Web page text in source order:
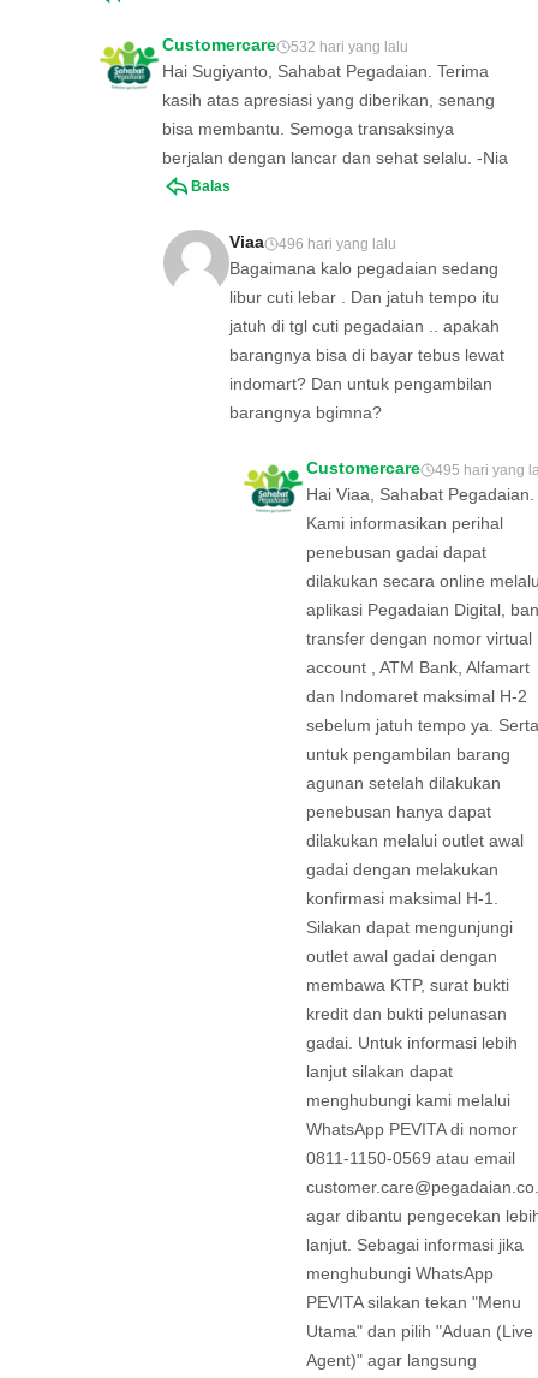
Customercare 532 hari yang lalu
Hai Sugiyanto, Sahabat Pegadaian. Terima
kasih atas apresiasi yang diberikan, senang
bisa membantu. Semoga transaksinya
berjalan dengan lancar dan sehat selalu. -Nia
Balas
Viaa 496 hari yang lalu
Bagaimana kalo pegadaian sedang
libur cuti lebar . Dan jatuh tempo itu
jatuh di tgl cuti pegadaian .. apakah
barangnya bisa di bayar tebus lewat
indomart? Dan untuk pengambilan
barangnya bgimna?
Customercare 495 hari yang
Hai Viaa, Sahabat Pegadaian.
Kami informasikan perihal
penebusan gadai dapat
dilakukan secara online
aplikasi Pegadaian Digital,
transfer dengan nomor virtual
account , ATM Bank, Alfamart
dan Indomaret maksimal H-2
sebelum jatuh tempo ya. Serta
untuk pengambilan barang
agunan setelah dilakukan
penebusan hanya dapat
dilakukan melalui outlet awal
gadai dengan melakukan
konfirmasi maksimal H-1.
Silakan dapat mengunjungi
outlet awal gadai dengan
membawa KTP, surat bukti
kredit dan bukti pelunasan
gadai. Untuk informasi lebih
lanjut silakan dapat
menghubungi kami melalui
WhatsApp PEVITA di nomor
0811-1150-0569 atau email
agar dibantu pengecekan
lanjut. Sebagai informasi jika
menghubungi WhatsApp
PEVITA silakan tekan "Menu
Utama" dan pilih "Aduan (Live
Agent)" agar langsung